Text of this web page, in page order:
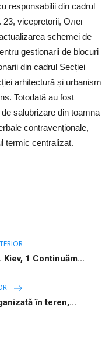
responsabilii din cadrul
23, vicepretorii, Олег
schemei de
gestionarii de blocuri
din cadrul Secției
arhitectură și urbanism
Totodată au fost
salubrizare din toamna
contravenționale,
termic centralizat.
1 Continuăm...
în teren,...